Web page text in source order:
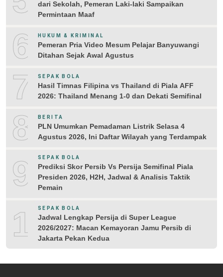
dari Sekolah, Pemeran Laki-laki Sampaikan
Permintaan Maaf
6 HUKUM & KRIMINAL
Pemeran Pria Video Mesum Pelajar Banyuwangi
Ditahan Sejak Awal Agustus
7 SEPAK BOLA
Hasil Timnas Filipina vs Thailand di Piala AFF
2026: Thailand Menang 1-0 dan Dekati Semifinal
8 BERITA
PLN Umumkan Pemadaman Listrik Selasa 4
Agustus 2026, Ini Daftar Wilayah yang Terdampak
9 SEPAK BOLA
Prediksi Skor Persib Vs Persija Semifinal Piala
Presiden 2026, H2H, Jadwal & Analisis Taktik
Pemain
10SEPAK BOLA
Jadwal Lengkap Persija di Super League
2026/2027: Macan Kemayoran Jamu Persib di
Jakarta Pekan Kedua